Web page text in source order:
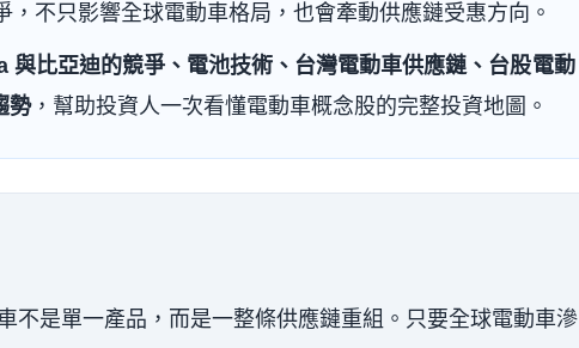
不只影響全球電動車格局，也會牽動供應鏈受惠方向。
與比亞迪的競爭、電池技術、台灣電動車供應鏈、台股電動
勢，幫助投資人一次看懂電動車概念股的完整投資地圖。
不是單一產品，而是一整條供應鏈重組。只要全球電動車滲